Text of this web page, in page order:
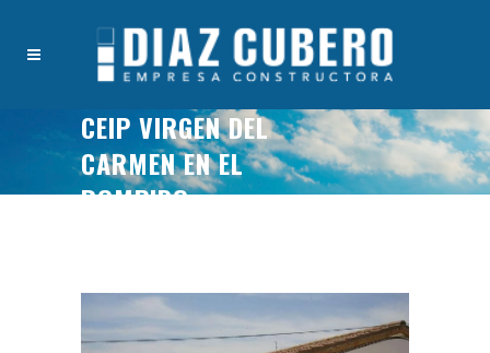
CEIP VIRGEN DEL
CARMEN EN EL
ROMPIDO